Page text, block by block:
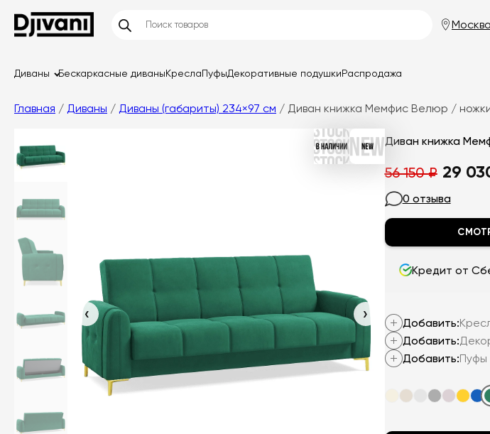
Москва
Диваны Бескаркасные диваныКреслаПуфыДекоративные подушкиРаспродажа
Главная / Диваны / Диваны (габариты) 234×97 см / Диван книжка Мемфис Велюр /
‹ ›
56 150₽
цена
56
150
29
0 отзыва
Кредит от
Добавить:
Добавить:
Добавить:Пуфы